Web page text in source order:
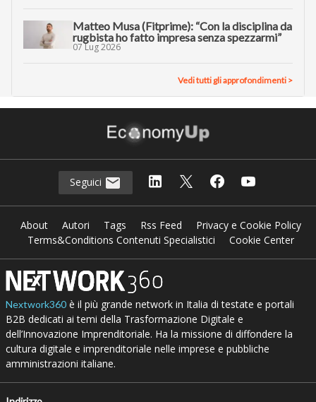
Matteo Musa (Fitprime): “Con la disciplina da
rugbista ho fatto impresa senza spezzarmi”
07 Lug 2026
Vedi tutti gli approfondimenti >
Seguici
About Autori Tags Rss Feed
Privacy e Cookie Policy
Terms&Conditions Contenuti Specialistici
Cookie Center
Nextwork360è il più grande network in Italia di testate e portali
B2B dedicati ai temi della Trasformazione Digitale e
dell’Innovazione Imprenditoriale. Ha la missione di diffondere la
cultura digitale e imprenditoriale nelle imprese e pubbliche
amministrazioni italiane.